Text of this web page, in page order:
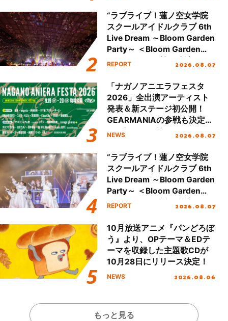
“ラブライブ！蓮ノ空女学院
スクールアイドルクラブ 6th
Live Dream ～Bloom Garden
Party～ ＜Bloom Garden
Party Stage／埼玉公演＞”
REPORT 2026.08.07
「ナガノアニエラフェスタ
2026」全出演アーティスト
発表＆新ステージ初公開！
GEARMANIAの参戦も決定
し、初となる第3ステージの
NEWS 2026.08.07
“ラブライブ！蓮ノ空女学院
スクールアイドルクラブ 6th
Live Dream ～Bloom Garden
Party～ ＜Bloom Garden
Party Stage／埼玉公演＞”
REPORT 2026.08.07
10月放送アニメ『パンどろぼ
う』より、OPテーマ＆EDテ
ーマを収録した主題歌CDが
10月28日にリリース決定！
NEWS 2026.08.06
もっと見る